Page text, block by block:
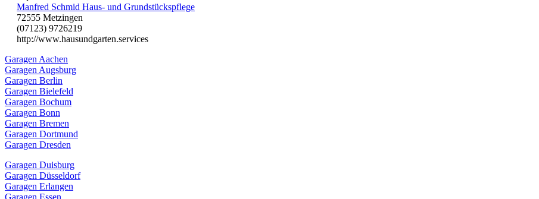
Manfred Schmid Haus- und Grundstückspflege
72555 Metzingen
(07123) 9726219
http://www.hausundgarten.services
Garagen Aachen
Garagen Augsburg
Garagen Berlin
Garagen Bielefeld
Garagen Bochum
Garagen Bonn
Garagen Bremen
Garagen Dortmund
Garagen Dresden
Garagen Duisburg
Garagen Düsseldorf
Garagen Erlangen
Garagen Essen